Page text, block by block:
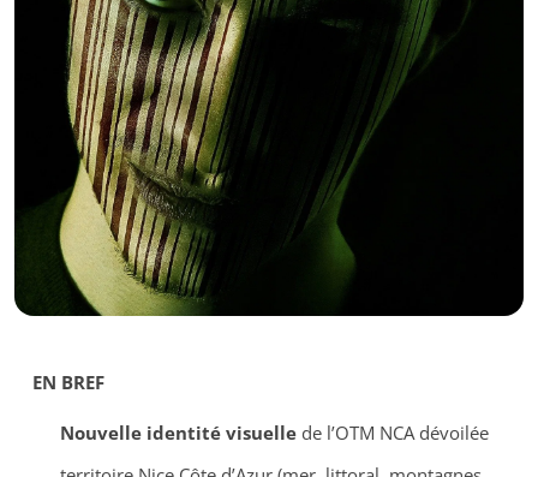
EN BREF
Nouvelle identité visuellede l’OTM NCA dévoilée